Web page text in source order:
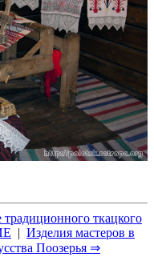
ткацкого
| Изделия мастеров в
Поозерья ⇒